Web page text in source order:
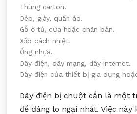
Thùng carton.
Dép, giày, quần áo.
Gỗ ở tủ, cửa hoặc chân bàn.
Xốp cách nhiệt.
Ống nhựa.
Dây điện, dây mạng, dây internet.
Dây điện của thiết bị gia dụng
Dây điện bị chuột cắn là một
đề đáng lo ngại nhất. Việc này